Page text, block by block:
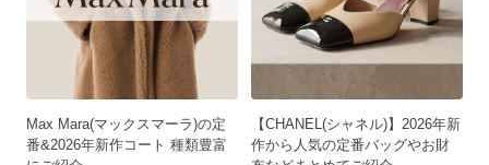
Max Mara(マックスマーラ)の定
番&2026年新作コート 種類豊富
【CHANEL(シャネル)】2026年新
作から人気の定番バッグやお財